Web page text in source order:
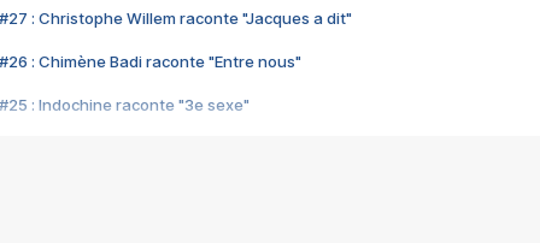
#27 : Christophe Willem raconte "Jacques a dit"
#26 : Chimène Badi raconte "Entre nous"
#25 : Indochine raconte "3e sexe"